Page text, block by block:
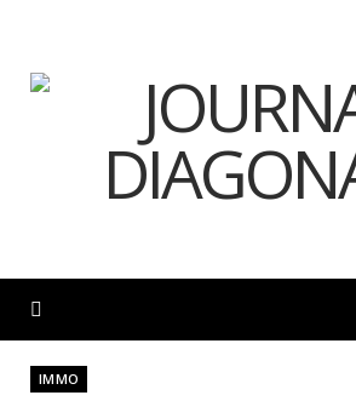
IMMO